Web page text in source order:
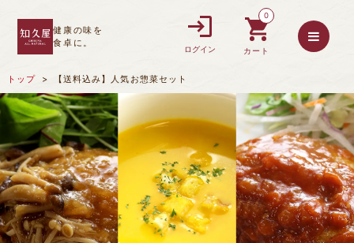
健康の味を
食卓に。
ログイン
0
カート
トップ 【送料込み】人気お惣菜セット